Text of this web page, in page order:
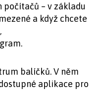
– v základu
a když chcete
balíčků. V něm
aplikace pro